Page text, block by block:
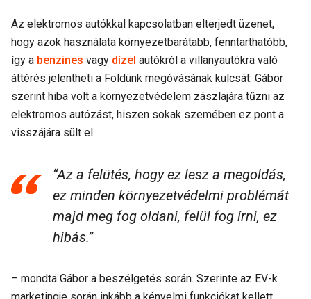
Az elektromos autókkal kapcsolatban elterjedt üzenet,
hogy azok használata környezetbarátabb, fenntarthatóbb,
így a benzines vagy dízel autókról a villanyautókra való
áttérés jelentheti a Földünk megóvásának kulcsát. Gábor
szerint hiba volt a környezetvédelem zászlajára tűzni az
elektromos autózást, hiszen sokak szemében ez pont a
visszájára sült el.
“Az a felütés, hogy ez lesz a megoldás,
ez minden környezetvédelmi problémát
majd meg fog oldani, felül fog írni, ez
hibás.”
– mondta Gábor a beszélgetés során. Szerinte az EV-k